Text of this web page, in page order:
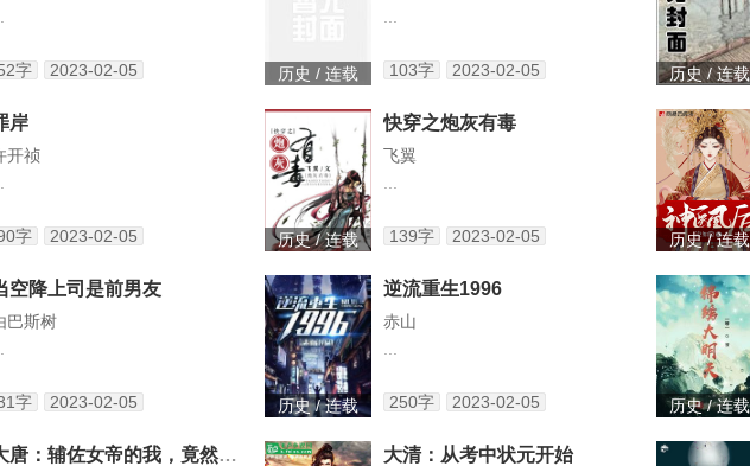
字 2023-02-05 历史 / 连载 103字 2023-02-05 历史 / 连载
岸
开祯
字 2023-02-05 历史 / 连载
快穿之炮灰有毒
飞翼
139字 2023-02-05 历史 / 连载
空降上司是前男友
巴斯树
字 2023-02-05 历史 / 连载
逆流重生1996
赤山
250字 2023-02-05 历史 / 连载
大唐：辅佐女帝的我，竟然是逆臣 大清：从考中状元开始